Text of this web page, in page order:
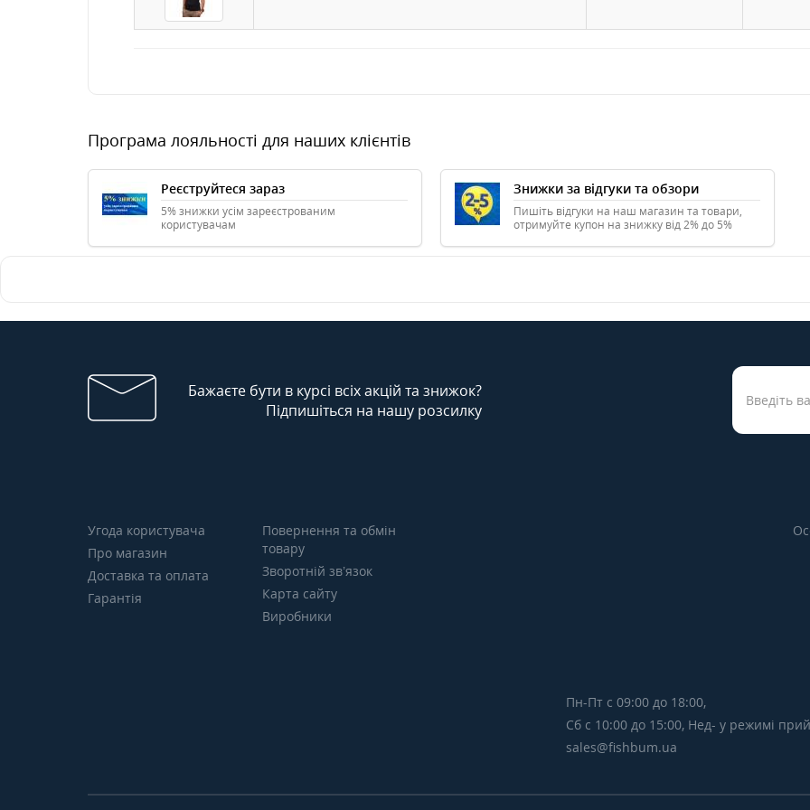
Програма лояльності для наших клієнтів
Реєструйтеся зараз
5% знижки усім зареєстрованим
користувачам
Знижки за відгуки та обзори
Пишіть відгуки на наш магазин та товари,
отримуйте купон на знижку від 2% до 5%
Бажаєте бути в курсі всіх акцій та знижок?
Підпишіться на нашу розсилку
Угода користувача
Про магазин
Доставка та оплата
Гарантія
Повернення та обмін
товару
Зворотній зв’язок
Карта сайту
Виробники
Пн-Пт с 09:00 до 18:00,
Сб с 10:00 до 15:00, Нед- у режимі
sales@fishbum.ua